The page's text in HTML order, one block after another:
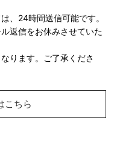
、24時間送信可能です。
返信をお休みさせていた
ります。ご了承くださ
こちら